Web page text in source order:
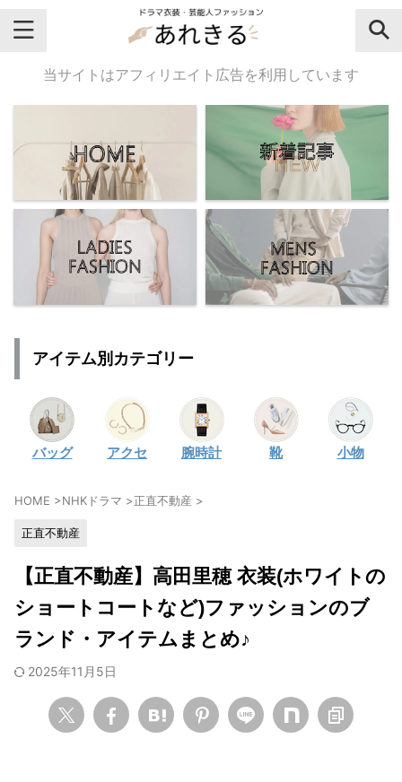
＼芸能人名・ドラマ名で検索♪／
気になるドラマ名や芸能人名でおし
ゃれなドラマ衣装・ファッションを
チェックしてね♪
【よく検索されてる女性芸能人】
・
広瀬すず
川口春奈
・ 石原さとみ
・広瀬アリス
永野芽郁
・波瑠
・奈緒
・
高畑充希
・
さとうほなみ
水川あさみ
田中みな実
当サイトはアフィリエイト広告を利用しています
アイテム別カテゴリー
バッグ アクセ 腕時計 靴 小物
HOME >NHKドラマ >正直不動産 >
正直不動産
【正直不動産】高田里穂 衣装(ホワイトの
ショートコートなど)ファッションのブ
ランド・アイテムまとめ♪
2025年11月5日